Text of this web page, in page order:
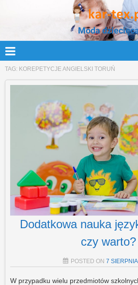
Moda
TAG: KOREPETYCJE ANGIELSKI TORUŃ
Dodatkowa nauka
czy warto?
POSTED ON 7
W przypadku wielu przedmiotów